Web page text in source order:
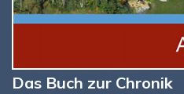
Das Buch zur Chronik